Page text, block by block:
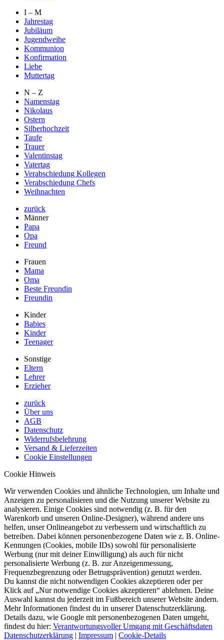
I – M
Jahrestag
Jubiläum
Jugendweihe
Kommunion
Konfirmation
Liebe
Muttertag
N – Z
Namenstag
Nikolaus
Ostern
Silberhochzeit
Taufe
Trauer
Valentinstag
Vatertag
Verabschiedung Kollegen
Verabschiedung Chefs
Weihnachten
zurück
Männer
Papa
Opa
Freund
Frauen
Mama
Oma
Beste Freundin
Freundin
Kinder
Babies
Kinder
Teenager
Sonstige
Eltern
Lehrer
Erzieher
zurück
Über uns
AGB
Datenschutz
Widerrufsbelehrung
Versand & Lieferzeiten
Cookie Einstellungen
Cookie Hinweis
Wir verwenden Cookies und ähnliche Technologien, um Inhalte und
Anzeigen zu personalisieren und die Nutzung unserer Website zu
analysieren. Einige Cookies sind notwendig (z. B. für den
Warenkorb und unseren Online-Designer), während andere uns
helfen, unser Onlineangebot zu verbessern und wirtschaftlich zu
betreiben. Dabei können personenbezogene Daten wie z. B. Online-
Kennungen (Cookies, mobile IDs) sowohl für personalisierte
Werbung (nur mit deiner Einwilligung) als auch für nicht
personalisierte Werbung (z. B. zur Anzeigenmessung,
Frequenzbegrenzung oder Betrugsprävention) genutzt werden.
Du kannst die nicht notwendigen Cookies akzeptieren oder per
Klick auf „Nur notwendige Cookies akzeptieren“ ablehnen. Deine
Auswahl kannst du jederzeit im Fußbereich unserer Website ändern.
Mehr Informationen findest du in unserer Datenschutzerklärung.
Details dazu, wie Google mit personenbezogenen Daten umgeht,
findest du hier: Verantwortungsvoller Umgang mit Geschäftsdaten
Datenschutzerklärung | Impressum | Cookie-Details